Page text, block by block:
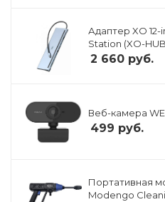
Адаптер XO
Station (XO-
2 660 руб.
Веб-камера
499 руб.
Портативная
Modengo